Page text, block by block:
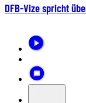
DFB-Vize spricht